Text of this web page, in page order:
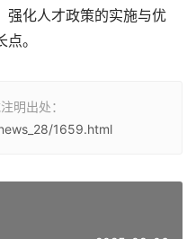
强化人才政策的实施与优
。
明出处：
1659.html